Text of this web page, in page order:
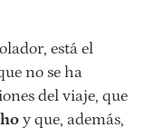
está el
no se ha
del viaje, que
y que, además,